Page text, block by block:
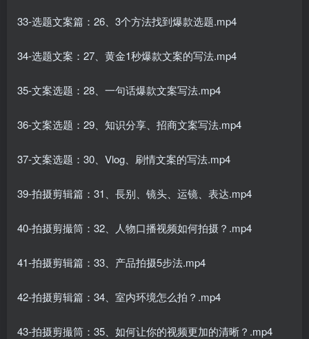
33-选题文案篇：26、3个方法找到爆款选题.mp4
34-选题文案：27、黄金1秒爆款文案的写法.mp4
35-文案选题：28、一句话爆款文案写法.mp4
36-文案选题：29、知识分享、招商文案写法.mp4
37-文案选题：30、Vlog、刷情文案的写法.mp4
39-拍摄剪辑篇：31、長别、镜头、运镜、表达.mp4
40-拍摄剪撮筒：32、人物口播视频如何拍摄？.mp4
41-拍摄剪辑篇：33、产品拍摄5步法.mp4
42-拍摄剪辑篇：34、室内环境怎么拍？.mp4
43-拍摄剪撮筒：35、如何让你的视频更加的清晰？.mp4